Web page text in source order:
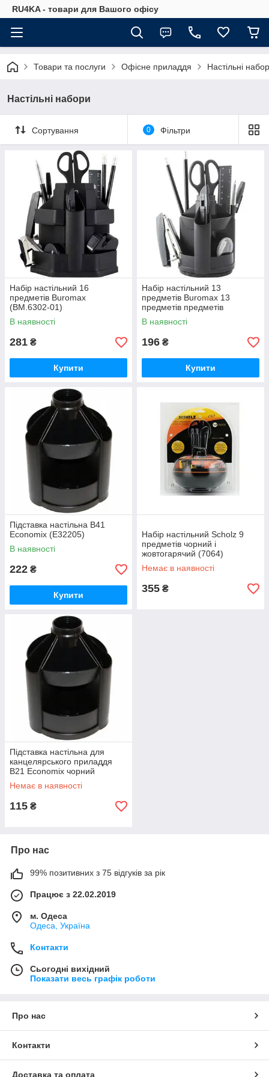
RU4KA - товари для Вашого офісу
Товари та послуги Офісне приладдя Настільні
Настільні набори
Сортування 0 Фільтри
Набір настільний 16
предметів Buromax
(BM.6302-01)
В наявності
281 ₴
Купити
Набір настільний 13
предметів Buromax 13
предметів предметів
(BM.6300-01)
В наявності
196 ₴
Купити
Підставка настільна В41
Economix (E32205)
В наявності
222 ₴
Купити
Набір настільний Scholz 9
предметів чорний і
жовтогарячий (7064)
Немає в наявності
355 ₴
Підставка настільна для
канцелярського приладдя
B21 Economix чорний
(E32207)
Немає в наявності
115 ₴
Про нас
99% позитивних з 75 відгуків за рік
Працює з 22.02.2019
м. Одеса
Одеса, Україна
Контакти
Сьогодні вихідний
Показати весь графік роботи
Про нас
Контакти
Доставка та оплата